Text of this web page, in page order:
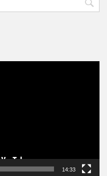
14:33